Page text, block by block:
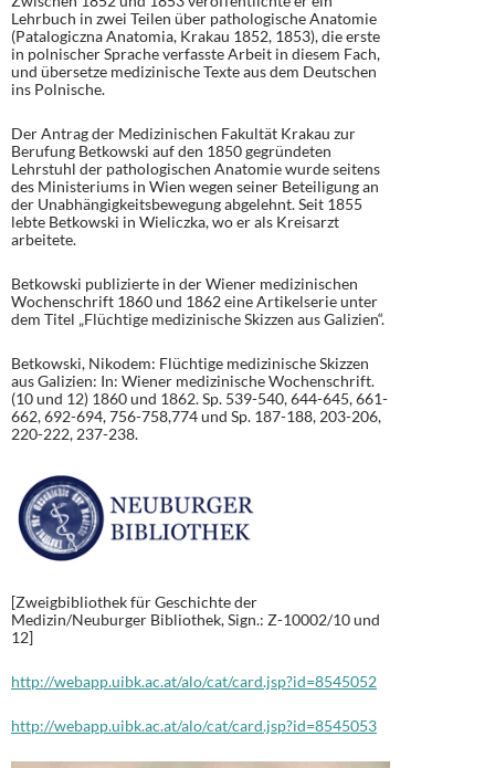
Lehrbuch in zwei Teilen über pathologische Anatomie
(Patalogiczna Anatomia, Krakau 1852, 1853), die erste
in polnischer Sprache verfasste Arbeit in diesem Fach,
und übersetze medizinische Texte aus dem Deutschen
ins Polnische.
Der Antrag der Medizinischen Fakultät Krakau zur
Berufung Betkowski auf den 1850 gegründeten
Lehrstuhl der pathologischen Anatomie wurde seitens
des Ministeriums in Wien wegen seiner Beteiligung an
der Unabhängigkeitsbewegung abgelehnt. Seit 1855
lebte Betkowski in Wieliczka, wo er als Kreisarzt
arbeitete.
Betkowski publizierte in der Wiener medizinischen
Wochenschrift 1860 und 1862 eine Artikelserie unter
dem Titel „Flüchtige medizinische Skizzen aus Galizien“.
Betkowski, Nikodem: Flüchtige medizinische Skizzen
aus Galizien: In: Wiener medizinische Wochenschrift.
(10 und 12) 1860 und 1862. Sp. 539-540, 644-645, 661-
662, 692-694, 756-758,774 und Sp. 187-188, 203-206,
220-222, 237-238.
[Zweigbibliothek für Geschichte der
Medizin/Neuburger Bibliothek, Sign.: Z-10002/10 und
12]
http://webapp.uibk.ac.at/alo/cat/card.jsp?id=8545052
http://webapp.uibk.ac.at/alo/cat/card.jsp?id=8545053